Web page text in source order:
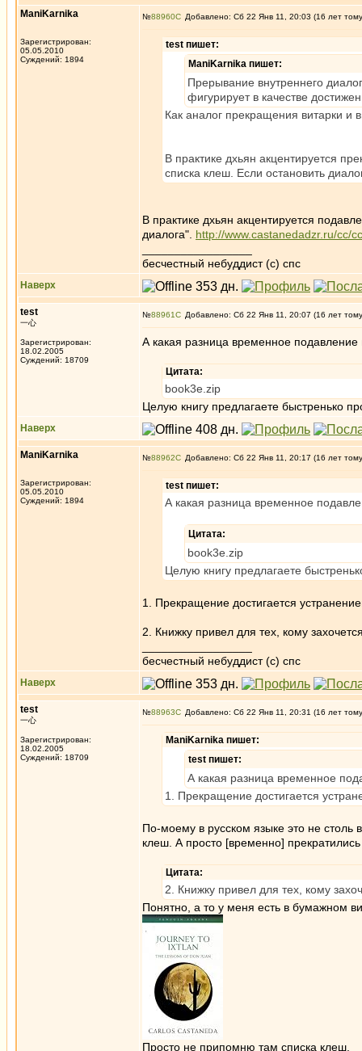
ManiKarnika
Зарегистрирован:
05.05.2010
Суждений: 1894
№88960 Добавлено: Сб 22 Янв 11, 20:03 (16 лет
test пишет:
ManiKarnika пишет:
Прерывание внутреннего
фигурирует в качестве
Как аналог прекращения витарки и
В практике дхьян акцентируется
списка клеш. Если остановить
В практике дхьян акцентируется
диалога". http://www.castanedadzr.ru/cc/
бесчестный небуддист (с) спс
Наверх
test
一心
Зарегистрирован:
18.02.2005
Суждений: 18709
№88961 Добавлено: Сб 22 Янв 11, 20:07 (16 лет
А какая разница временное
Цитата:
book3e.zip
Целую книгу предлагаете быстренько
Наверх
ManiKarnika
Зарегистрирован:
05.05.2010
Суждений: 1894
№88962 Добавлено: Сб 22 Янв 11, 20:17 (16 лет
test пишет:
А какая разница временное
Цитата:
book3e.zip
Целую книгу предлагаете
1. Прекращение достигается
2. Книжку привел для тех, кому
бесчестный небуддист (с) спс
Наверх
test
一心
Зарегистрирован:
18.02.2005
Суждений: 18709
№88963 Добавлено: Сб 22 Янв 11, 20:31 (16 лет
ManiKarnika пишет:
test пишет:
А какая разница временное
1. Прекращение достигается
По-моему в русском языке это не
клеш. А просто [временно] прекратились
Цитата:
2. Книжку привел для тех, кому
Понятно, а то у меня есть в бумажном
Просто не припомню там списка клеш.